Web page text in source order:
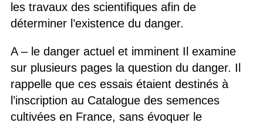
les travaux des scientifiques afin de
déterminer l’existence du danger.
A – le danger actuel et imminent Il examine
sur plusieurs pages la question du danger. Il
rappelle que ces essais étaient destinés à
l’inscription au Catalogue des semences
cultivées en France, sans évoquer le